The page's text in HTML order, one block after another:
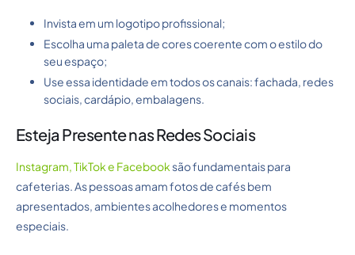
Invista em um logotipo profissional;
Escolha uma paleta de cores coerente com o estilo do
seu espaço;
Use essa identidade em todos os canais: fachada, redes
sociais, cardápio, embalagens.
Esteja Presente nas Redes Sociais
Instagram, TikTok e Facebooksão fundamentais para
cafeterias. As pessoas amam fotos de cafés bem
apresentados, ambientes acolhedores e momentos
especiais.